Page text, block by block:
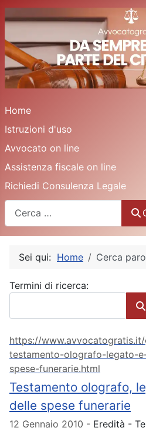
Home
Istruzioni d'uso
Avvocato on line
Assistenza fiscale on line
Richiedi Consulenza Legale
Sei qui: Home Cerca
Modulo di ricerca
Termini di ricerca:
Testamento olografo,
delle spese funerarie
https://
testamento-olografo-legato-
spese-funerarie.html
12 Gennaio 2010
Eredità -